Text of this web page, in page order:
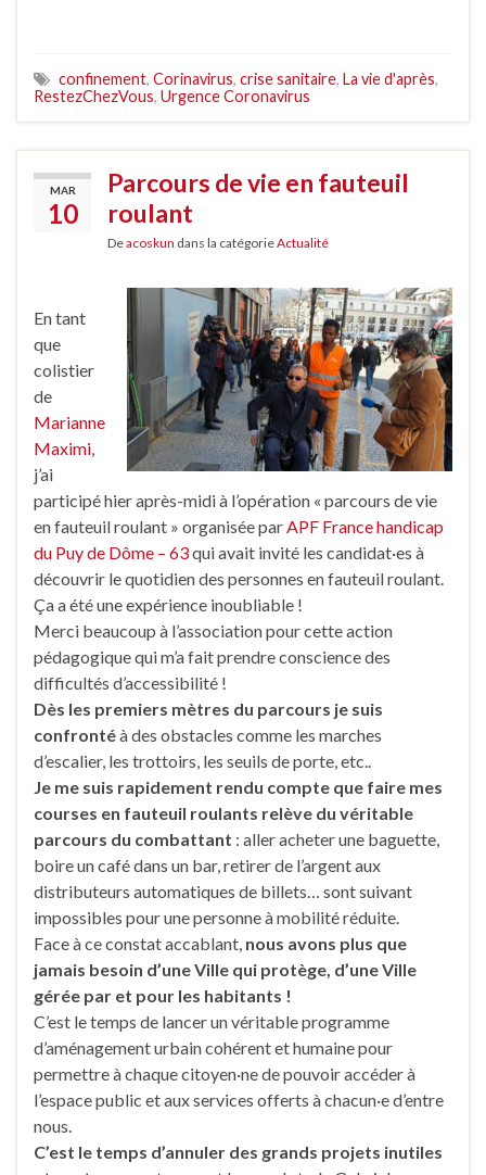
confinement, Corinavirus, crise sanitaire, La vie d'après,
RestezChezVous, Urgence Coronavirus
MAR
10
Parcours de vie en fauteuil
roulant
Deacoskun dans la catégorieActualité
En tant
que
colistier
de
Marianne
Maximi,
j’ai
participé hier après-midi à l’opération « parcours de vie
en fauteuil roulant » organisée parAPF France handicap
du Puy de Dôme – 63qui avait invité les candidat·es à
découvrir le quotidien des personnes en fauteuil roulant.
Ça a été une expérience inoubliable !
Merci beaucoup à l’association pour cette action
pédagogique qui m’a fait prendre conscience des
difficultés d’accessibilité !
Dès les premiers mètres du parcours je suis
confrontéà des obstacles comme les marches
d’escalier, les trottoirs, les seuils de porte, etc..
Je me suis rapidement rendu compte que faire mes
courses en fauteuil roulants relève du véritable
parcours du combattant : aller acheter une baguette,
boire un café dans un bar, retirer de l’argent aux
distributeurs automatiques de billets… sont suivant
impossibles pour une personne à mobilité réduite.
Face à ce constat accablant, nous avons plus que
jamais besoin d’une Ville qui protège, d’une Ville
gérée par et pour les habitants !
C’est le temps de lancer un véritable programme
d’aménagement urbain cohérent et humaine pour
permettre à chaque citoyen·ne de pouvoir accéder à
l’espace public et aux services offerts à chacun·e d’entre
nous.
C’est le temps d’annuler des grands projets inutiles